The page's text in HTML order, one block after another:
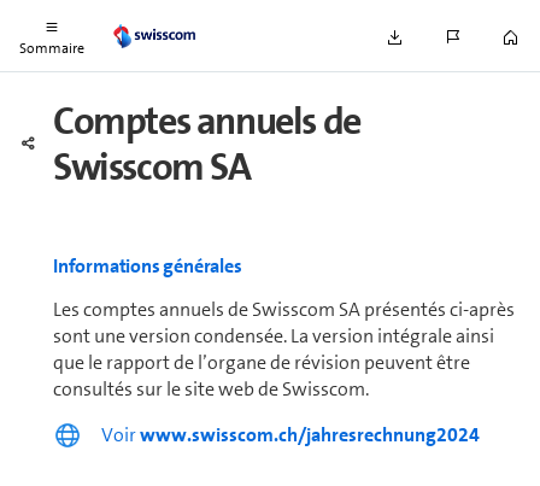
Sommaire
In­for­ma­tions com­plé­men­taires
Comptes annuels de
Swisscom SA
In­for­ma­tions gé­né­rales
Les comptes annuels de Swisscom SA présentés ci-après
sont une version condensée. La version intégrale ainsi
que le rapport de l’organe de révision peuvent être
consultés sur le site web de Swisscom.
Voirwww.swisscom.ch/jahresrechnung2024